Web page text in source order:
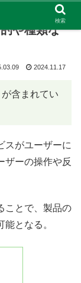
や種類な
2024.11.17
含まれてい
スがユーザーに
ザーの操作や反
ことで、製品の
となる。
検索